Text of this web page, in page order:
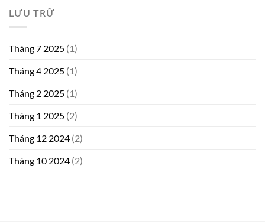
LƯU TRỮ
Tháng 7 2025 (1)
Tháng 4 2025 (1)
Tháng 2 2025 (1)
Tháng 1 2025 (2)
Tháng 12 2024 (2)
Tháng 10 2024 (2)